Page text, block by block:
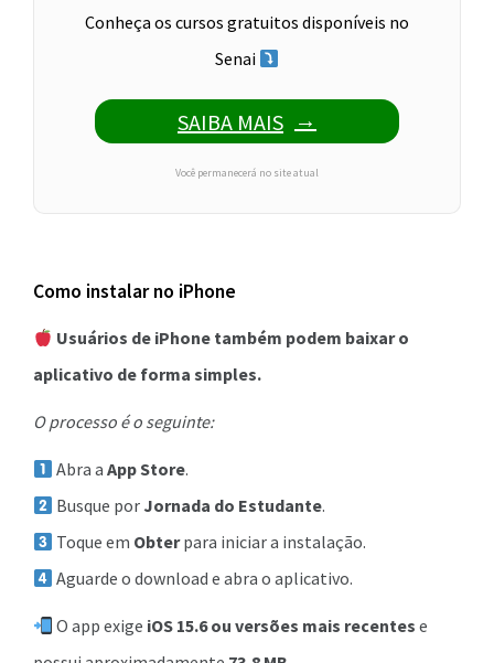
Conheça os cursos gratuitos disponíveis no
Senai
SAIBA MAIS
Você permanecerá no site atual
Como instalar no iPhone
Usuários de iPhone também podem baixar o
aplicativo de forma simples.
O processo é o seguinte:
Abra aApp Store.
Busque por Jornada do Estudante.
Toque em Obterpara iniciar a instalação.
Aguarde o download e abra o aplicativo.
O app exige iOS 15.6 ou versões mais recentes e